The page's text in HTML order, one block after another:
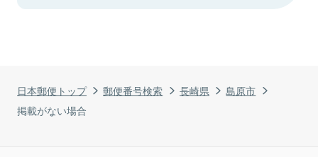
日本郵便トップ 郵便番号検索 長崎県
島原市
掲載がない場合